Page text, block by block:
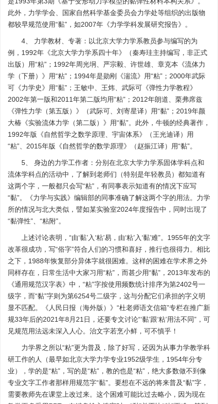
此外，力学学会、国家自然科学基金委员会力学处等组织的出版物
都较早规范使用“黏”，如2007年《力学学科发展研究报告》。
4、 力学教材、专著：以北京大学力学系教员参与编写的为
例，1992年《北京大学力学系四十年》（秦寿珪主持编写，非正式
出版）用“粘”；1992年周光坰、严宗毅、许世雄、章克本《流体力
学（下册）》用“粘”；1994年是勋刚《湍流》用“粘”；2000年武际
可《力学史》用“黏”；王敏中、王炜、武际可《弹性力学教程》
2002年第一版和2011年第二版均用“粘”；2012年朗道、栗弗席兹
《弹性力学（第五版）》（武际可、刘寄星译）用“黏”；2019年颜
大椿《实验流体力学（第二版）》用“黏”。此外，牛顿的经典著作，
1992年版《自然哲学之数学原理、宇宙体系》（王光迪译）用
“粘”、2015年版《自然哲学的数学原理》（赵振江译）用“黏”。
5、 身边的力学工作者：分别在北京大学力学系固体学科点和
流体学科点的活动中，了解到老师们（特别是年轻教员）都知道有
这两个字，一般都只会写“粘”，有同事表示知道有的情况下应写
“黏”。《力学与实践》编辑部的同事准确了解这两个字的用法。力学
所的情况与北大类似，譬如某实验室2024年度报告中，同时出现了
“黏弹性”、“粘附”。
上述讨论表明，“由‘黏’入‘粘’易，由‘粘’入‘黏’难”。1955年的文字
改革很成功，写“俗字”符合人们的习惯和喜好，推行也很得力。相比
之下，1988年恢复部分异体字就很困难。这样的困难在学术界之外
同样存在，日常生活中大家习用“粘”，而甚少用“黏”，2013年发布的
《通用规范汉字表》中，“粘”字按使用频数统计排序为第2402号一
级字，而“黏”字则为第6254号二级字，这与分配它们承担的字义明
显不匹配。《人民日报（海外版）》“杜老师语文信箱”专栏在推广新
规33年后的2021年8月21日，还要专文讨论“‘黏’跟‘粘’用法不同”，可
见规范用法远未深入人心。治文字若烹小鲜，可不慎乎！
力学界之所以“粘”更为普及，除了好写，还因为从事力学教学科
研工作的人（最早如北京大学力学专业1952级学生，1954年分专
业），学的是“粘”，写的是“粘”，教的也是“粘”，绝大多数做不到像
专业文字工作者那样用规范字“黏”。要想在不远的将来普及“黏”字，
需要教师先在课堂上改过来。这个困难可能比过去略小，因为现在